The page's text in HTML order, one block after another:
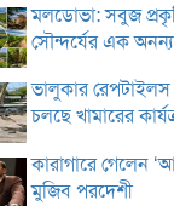
মলডোভা: সবুজ
সৌন্দর্যের এক
ভালুকার
চলছে খামারের
কারাগারে গেলেন
মুজিব পরদেশী